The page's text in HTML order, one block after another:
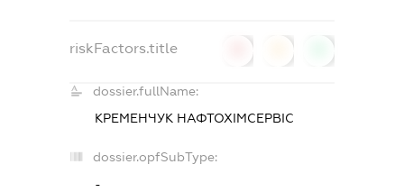
riskFactors.title
dossier.fullName:
КРЕМЕНЧУК НАФТОХІМСЕРВІС
dossier.opfSubType:
-